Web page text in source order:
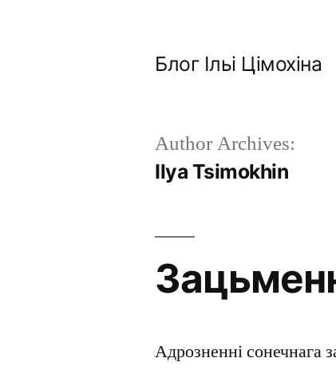
Блог Ільі Цімохіна
Author Archives:
Ilya Tsimokhin
Адрозненні сонечнага